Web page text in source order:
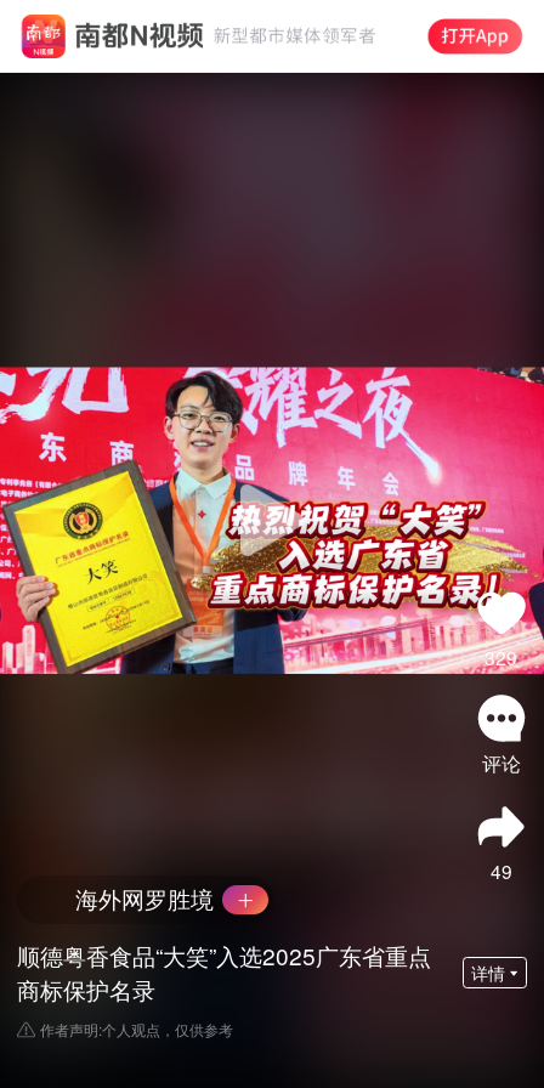
329
评论
49
海外网罗胜境
顺德粤香食品“大笑”入选2025广东省重点
商标保护名录
详情
作者声明:个人观点，仅供参考